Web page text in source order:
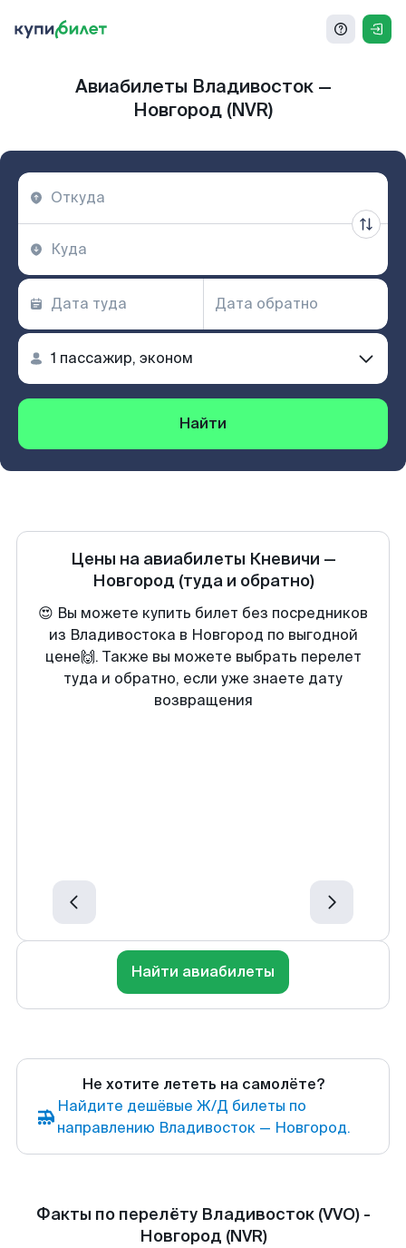
Авиабилеты Владивосток —
Новгород (NVR)
Найти
Цены на авиабилеты Кневичи —
Новгород (туда и обратно)
😍 Вы можете купить билет без посредников
из Владивостока в Новгород по выгодной
цене🙌. Также вы можете выбрать перелет
туда и обратно, если уже знаете дату
возвращения
Найти авиабилеты
Не хотите лететь на самолёте?
Найдите дешёвые Ж/Д билеты по
направлению Владивосток — Новгород.
Факты по перелёту Владивосток (VVO) -
Новгород (NVR)